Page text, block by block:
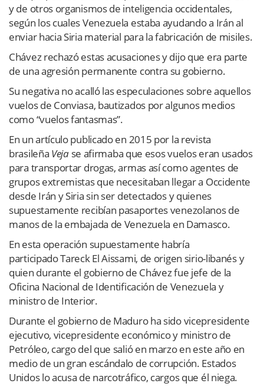
y de otros organismos de inteligencia occidentales,
según los cuales Venezuela estaba ayudando a Irán al
enviar hacia Siria material para la fabricación de misiles.
Chávez rechazó estas acusaciones y dijo que era parte
de una agresión permanente contra su gobierno.
Su negativa no acalló las especulaciones sobre aquellos
vuelos de Conviasa, bautizados por algunos medios
como “vuelos fantasmas”.
En un artículo publicado en 2015 por la revista
brasileña Vejase afirmaba que esos vuelos eran usados
para transportar drogas, armas así como agentes de
grupos extremistas que necesitaban llegar a Occidente
desde Irán y Siria sin ser detectados y quienes
supuestamente recibían pasaportes venezolanos de
manos de la embajada de Venezuela en Damasco.
En esta operación supuestamente habría
participado Tareck El Aissami, de origen sirio-libanés y
quien durante el gobierno de Chávez fue jefe de la
Oficina Nacional de Identificación de Venezuela y
ministro de Interior.
Durante el gobierno de Maduro ha sido vicepresidente
ejecutivo, vicepresidente económico y ministro de
Petróleo, cargo del que salió en marzo en este año en
medio de un gran escándalo de corrupción. Estados
Unidos lo acusa de narcotráfico, cargos que él niega.